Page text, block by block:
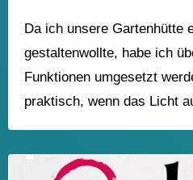
Da ich unsere Gartenhütte
gestaltenwollte, habe ich
Funktionen umgesetzt
praktisch, wenn das Licht